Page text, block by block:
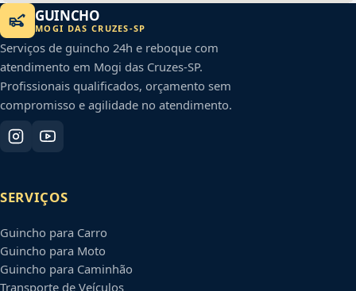
GUINCHO
MOGI DAS CRUZES-SP
Serviços de guincho 24h e reboque com
atendimento em Mogi das Cruzes-SP.
Profissionais qualificados, orçamento sem
compromisso e agilidade no atendimento.
SERVIÇOS
Guincho para Carro
Guincho para Moto
Guincho para Caminhão
Transporte de Veículos